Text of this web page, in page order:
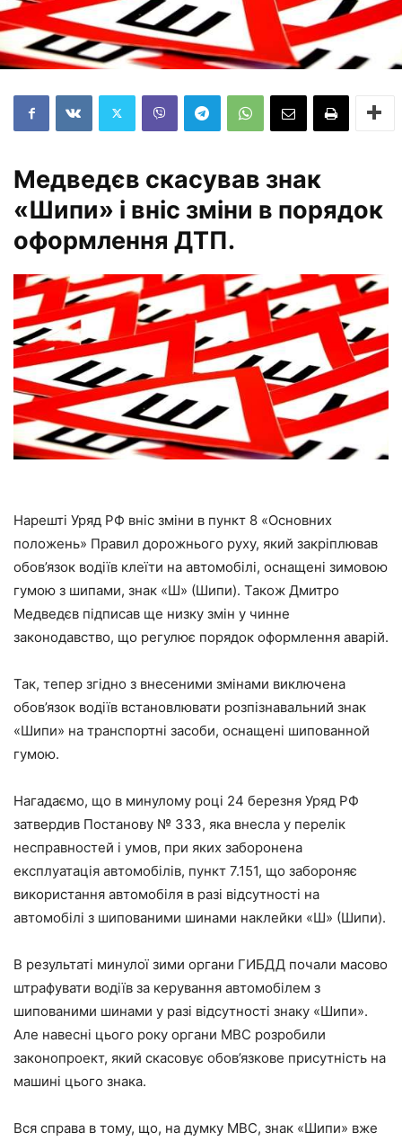
Медведєв скасував знак
«Шипи» і вніс зміни в порядок
оформлення ДТП.
Нарешті Уряд РФ вніс зміни в пункт 8 «Основних
положень» Правил дорожнього руху, який закріплював
обов’язок водіїв клеїти на автомобілі, оснащені зимовою
гумою з шипами, знак «Ш» (Шипи). Також Дмитро
Медведєв підписав ще низку змін у чинне
законодавство, що регулює порядок оформлення аварій.
Так, тепер згідно з внесеними змінами виключена
обов’язок водіїв встановлювати розпізнавальний знак
«Шипи» на транспортні засоби, оснащені шипованной
гумою.
Нагадаємо, що в минулому році 24 березня Уряд РФ
затвердив Постанову № 333, яка внесла у перелік
несправностей і умов, при яких заборонена
експлуатація автомобілів, пункт 7.151, що забороняє
використання автомобіля в разі відсутності на
автомобілі з шипованими шинами наклейки «Ш» (Шипи).
В результаті минулої зими органи ГИБДД почали масово
штрафувати водіїв за керування автомобілем з
шипованими шинами у разі відсутності знаку «Шипи».
Але навесні цього року органи МВС розробили
законопроект, який скасовує обов’язкове присутність на
машині цього знака.
Вся справа в тому, що, на думку МВС, знак «Шипи» вже